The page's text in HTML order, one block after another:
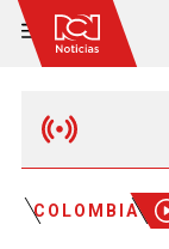
COLOMBIA